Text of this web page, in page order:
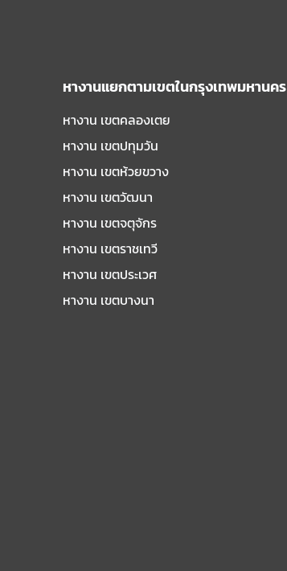
หางานแยกตามเขตในกรุงเทพมหานคร
หางาน เขตคลองเตย
หางาน เขตปทุมวัน
หางาน เขตห้วยขวาง
หางาน เขตวัฒนา
หางาน เขตจตุจักร
หางาน เขตราชเทวี
หางาน เขตประเวศ
หางาน เขตบางนา